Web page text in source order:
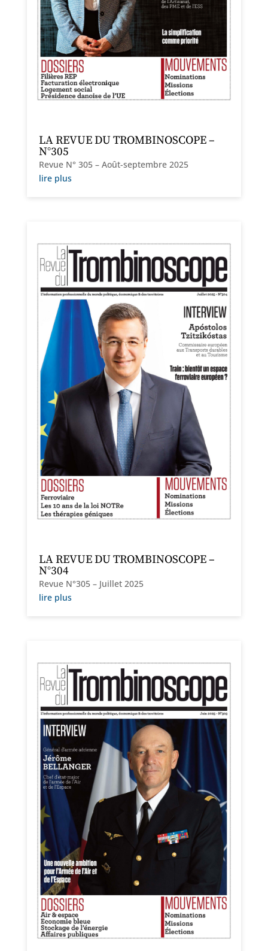
LA REVUE DU TROMBINOSCOPE –
N°305
Revue N° 305 – Août-septembre 2025
lire plus
LA REVUE DU TROMBINOSCOPE –
N°304
Revue N°305 – Juillet 2025
lire plus